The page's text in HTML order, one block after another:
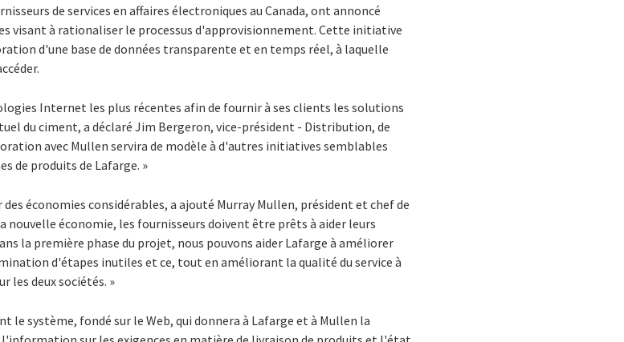
de services en affaires électroniques au Canada, ont annoncé
visant à rationaliser le processus d'approvisionnement. Cette initiative
d'une base de données transparente et en temps réel, à laquelle
Internet les plus récentes afin de fournir à ses clients les solutions
du ciment, a déclaré Jim Bergeron, vice-président - Distribution, de
avec Mullen servira de modèle à d'autres initiatives semblables
de produits de Lafarge. »
économies considérables, a ajouté Murray Mullen, président et chef de
économie, les fournisseurs doivent être prêts à aider leurs
la première phase du projet, nous pouvons aider Lafarge à améliorer
d'étapes inutiles et ce, tout en améliorant la qualité du service à
les deux sociétés. »
le système, fondé sur le Web, qui donnera à Lafarge et à Mullen la